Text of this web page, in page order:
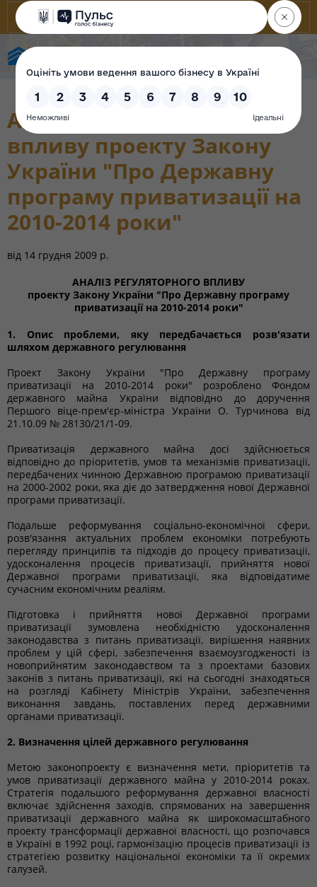
Аналіз регуляторного
впливу проекту Закону
України "Про Державну
програму приватизації на
2010-2014 роки"
від 14 грудня 2009 р.
АНАЛІЗ РЕГУЛЯТОРНОГО ВПЛИВУ
проекту Закону України "Про Державну програму
приватизації на 2010-2014 роки"
1. Опис проблеми, яку передбачається розв'язати
шляхом державного регулювання
Проект Закону України "Про Державну програму
приватизації на 2010-2014 роки" розроблено Фондом
державного майна України відповідно до доручення
Першого віце-прем'єр-міністра України О. Турчинова від
21.10.09 № 28130/21/1-09.
Приватизація державного майна досі здійснюється
відповідно до пріоритетів, умов та механізмів приватизації,
передбачених чинною Державною програмою приватизації
на 2000-2002 роки, яка діє до затвердження нової Державної
програми приватизації.
Подальше реформування соціально-економічної сфери,
розв'язання актуальних проблем економіки потребують
перегляду принципів та підходів до процесу приватизації,
удосконалення процесів приватизації, прийняття нової
Державної програми приватизації, яка відповідатиме
сучасним економічним реаліям.
Підготовка і прийняття нової Державної програми
приватизації зумовлена необхідністю удосконалення
законодавства з питань приватизації, вирішення наявних
проблем у цій сфері, забезпечення взаємоузгодженості із
новоприйнятим законодавством та з проектами базових
законів з питань приватизації, які на сьогодні знаходяться
на розгляді Кабінету Міністрів України, забезпечення
виконання завдань, поставлених перед державними
органами приватизації.
2. Визначення цілей державного регулювання
Метою законопроекту є визначення мети, пріоритетів та
умов приватизації державного майна у 2010-2014 роках.
Стратегія подальшого реформування державної власності
включає здійснення заходів, спрямованих на завершення
приватизації державного майна як широкомасштабного
проекту трансформації державної власності, що розпочався
в Україні в 1992 році, гармонізацію процесів приватизації із
стратегією розвитку національної економіки та її окремих
галузей.